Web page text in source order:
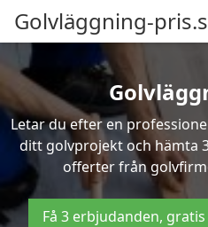
Golvläggning-
Letar du efter en
ditt golvprojekt och hämta
offerter från
Få 3 erbjudanden,